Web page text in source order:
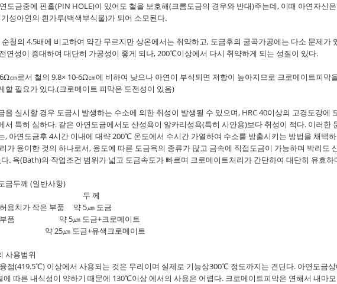
도금중에 핀홀(PIN HOLE)이 있어도 철을 보호해(크롬도금의 경우와 반대)주는데, 이때 아연자신
성아연의 흰가루(백색부식물)가 되어 소모된다.
철의 4.5배에 비교하여 약간 무르지만 상온에서는 취약하고, 도금후의 굴곡가공에는 다소 문제가
연성이 증대하여 대단히 가공성이 좋게 되나, 200℃이상에서 다시 취약하게 되는 성질이 있다.
㎝로서 철의 9.8× 10-6Ω㎝에 비하여 낮으나 아연이 부식되면 저항이 높아지므로 크로메이트피막
할 필요가 있다.(크로메이트 피막은 도전성이 있음)
을 실시할 경우 도금시 발생하는 수소에 의한 취성이 발생될 수 있으며, HRC 40이상의 고경도강에
서 특히 심하다. 같은 아연도금에서도 산성욕이 알카리성욕(특히 시안용)보다 취성이 적다. 이러한
, 아연도금후 4시간 이내에 대략 200℃ 온도에서 수시간 가열하여 수소를 방출시키는 방법을 채택
가 용이한 것의 하나로서, 용도에 따른 도금욕의 종류가 많고 금속에 직접도금이 가능하며 박리도
. 욕(Bath)의 작업조건 범위가 넓고 도금속도가 빠르며 크로메이트처리가 간단하여 대단히 유효하
금두께 (일반사항)
두 께
용치가 작은 부품 약 5㎛ 도금
장부품 약 5㎛ 도금+크로메이트
㎛ 도금+유색크로메이트
사용범위
점(419.5℃) 이상에서 사용되는 것은 무리이며 실제로 기능상300℃ 정도까지는 견딘다. 아연도금상
에 따른 내식성이 약하기 때문에 130℃이상 에서의 사용은 어렵다. 크로메이트피막은 연해서 내마